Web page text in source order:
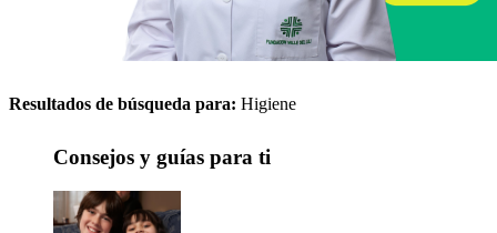
Resultados de búsqueda para: Higiene
Consejos y guías para ti